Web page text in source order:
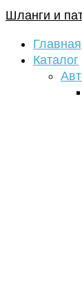
Шланги и
Главная
Каталог